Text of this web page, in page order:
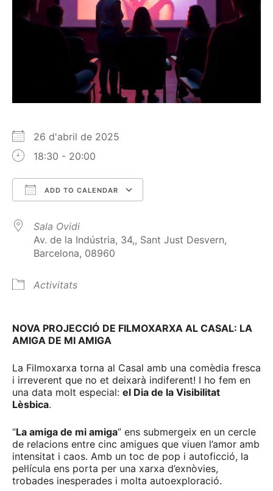
26 d'abril de 2025
18:30 - 20:00
ADD TO CALENDAR
Sala Ovidi
Av. de la Indústria, 34,, Sant Just Desvern,
Barcelona, 08960
Activitats
NOVA PROJECCIÓ DE FILMOXARXA AL CASAL: LA
AMIGA DE MI AMIGA
La Filmoxarxa torna al Casal amb una comèdia fresca
i irreverent que no et deixarà indiferent! I ho fem en
una data molt especial: el Dia de la Visibilitat
Lèsbica.
“La amiga de mi amiga” ens submergeix en un cercle
de relacions entre cinc amigues que viuen l’amor amb
intensitat i caos. Amb un toc de pop i autoficció, la
pel·lícula ens porta per una xarxa d’exnòvies,
trobades inesperades i molta autoexploració.